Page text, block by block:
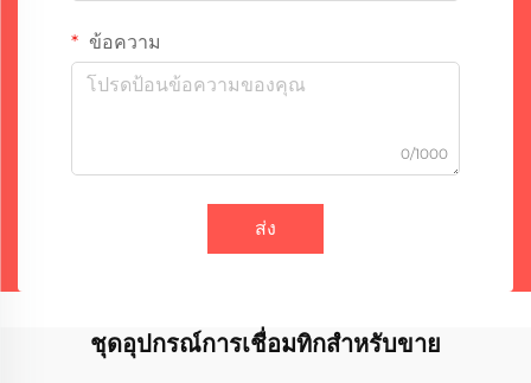
ข้อความ
0/1000
ส่ง
ชุดอุปกรณ์การเชื่อมทิกสำหรับขาย